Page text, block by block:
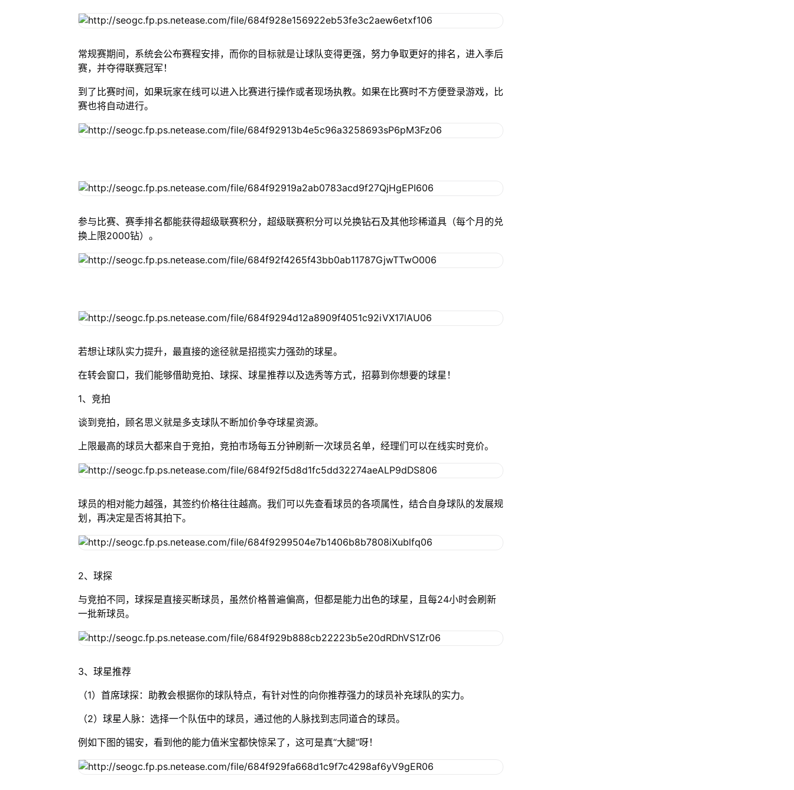
常规赛期间，系统会公布赛程安排，而你的目标就是让球队变得更强，努力争取更好的排名，进入季后
赛，并夺得联赛冠军！
到了比赛时间，如果玩家在线可以进入比赛进行操作或者现场执教。如果在比赛时不方便登录游戏，比
赛也将自动进行。
参与比赛、赛季排名都能获得超级联赛积分，超级联赛积分可以兑换钻石及其他珍稀道具（每个月的兑
换上限2000钻）。
若想让球队实力提升，最直接的途径就是招揽实力强劲的球星。
在转会窗口，我们能够借助竞拍、球探、球星推荐以及选秀等方式，招募到你想要的球星！
1、竞拍
谈到竞拍，顾名思义就是多支球队不断加价争夺球星资源。
上限最高的球员大都来自于竞拍，竞拍市场每五分钟刷新一次球员名单，经理们可以在线实时竞价。
球员的相对能力越强，其签约价格往往越高。我们可以先查看球员的各项属性，结合自身球队的发展规
划，再决定是否将其拍下。
2、球探
与竞拍不同，球探是直接买断球员，虽然价格普遍偏高，但都是能力出色的球星，且每24小时会刷新
一批新球员。
3、球星推荐
（1）首席球探：助教会根据你的球队特点，有针对性的向你推荐强力的球员补充球队的实力。
（2）球星人脉：选择一个队伍中的球员，通过他的人脉找到志同道合的球员。
例如下图的锡安，看到他的能力值米宝都快惊呆了，这可是真“大腿”呀！